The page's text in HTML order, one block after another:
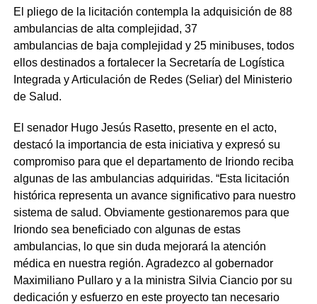
El pliego de la licitación contempla la adquisición de 88
ambulancias de alta complejidad, 37
ambulancias de baja complejidad y 25 minibuses, todos
ellos destinados a fortalecer la Secretaría de Logística
Integrada y Articulación de Redes (Seliar) del Ministerio
de Salud.
El senador Hugo Jesús Rasetto, presente en el acto,
destacó la importancia de esta iniciativa y expresó su
compromiso para que el departamento de Iriondo reciba
algunas de las ambulancias adquiridas. “Esta licitación
histórica representa un avance significativo para nuestro
sistema de salud. Obviamente gestionaremos para que
Iriondo sea beneficiado con algunas de estas
ambulancias, lo que sin duda mejorará la atención
médica en nuestra región. Agradezco al gobernador
Maximiliano Pullaro y a la ministra Silvia Ciancio por su
dedicación y esfuerzo en este proyecto tan necesario